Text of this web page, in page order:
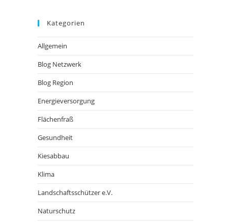
Kategorien
Allgemein
Blog Netzwerk
Blog Region
Energieversorgung
Flächenfraß
Gesundheit
Kiesabbau
Klima
Landschaftsschützer e.V.
Naturschutz